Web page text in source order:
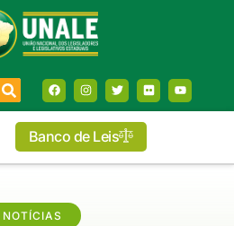
Banco de Leis
NOTÍCIAS